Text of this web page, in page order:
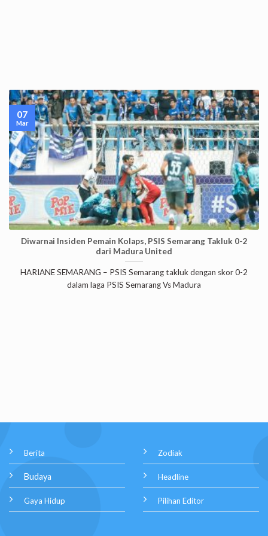
Diwarnai Insiden Pemain Kolaps, PSIS Semarang Takluk 0-2
dari Madura United
HARIANE SEMARANG – PSIS Semarang takluk dengan skor 0-2
dalam laga PSIS Semarang Vs Madura
07
Mar
Berita
Budaya
Gaya Hidup
Zodiak
Headline
Pilihan Editor